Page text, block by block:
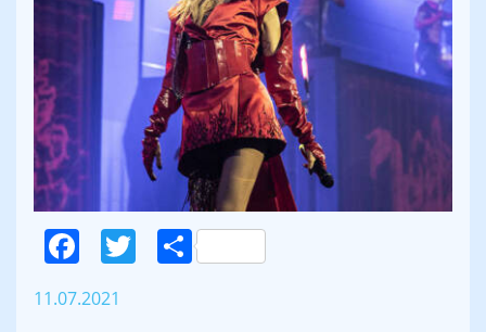
Facebook
Twitter
Поділитися
11.07.2021